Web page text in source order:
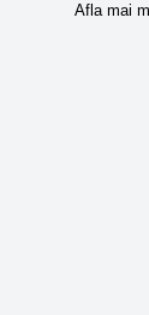
Afla mai